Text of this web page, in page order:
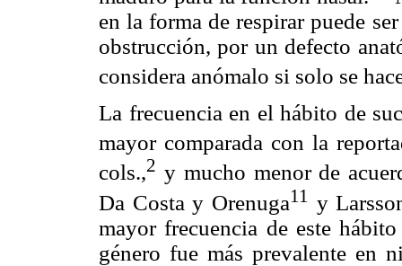
en la forma de respirar puede
obstrucción, por un defecto
considera anómalo si solo se
La frecuencia en el hábito de
mayor comparada con la
cols.,2 y mucho menor de
Da Costa y Orenuga11 y
mayor frecuencia de este
género fue más prevalente en